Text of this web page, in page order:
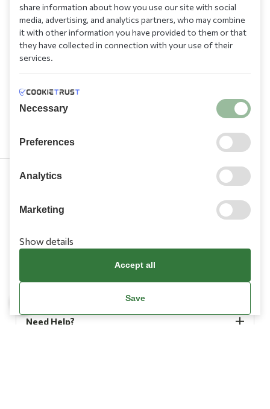
Information
Need Help?
share information about how you use our site with social
media, advertising, and analytics partners, who may combine
it with other information you have provided to them or that
they have collected in connection with your use of their
services.
Necessary
Preferences
Analytics
Marketing
Show details
Accept all
Save